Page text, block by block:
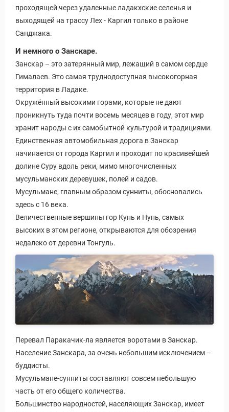
проходящей через удаленные ладакхские селенья и
выходящей на трассу Лех - Каргил только в районе
Санджака.
И немного о Занскаре.
Занскар – это затерянный мир, лежащий в самом сердце
Гималаев. Это самая труднодоступная высокогорная
территория в Ладаке.
Окружённый высокими горами, которые не дают
проникнуть туда почти восемь месяцев в году, этот мир
хранит народы с их самобытной культурой и традициями.
Единственная автомобильная дорога в Занскар
начинается от города Каргил и проходит по красивейшей
долине Суру вдоль реки, мимо многочисленных
мусульманских деревушек, полей и садов.
Мусульмане, главным образом сунниты, обосновались
здесь с 16 века.
Величественные вершины гор Кунь и Нунь, самых
высоких в этом регионе, открываются для обозрения
недалеко от деревни Тонгуль.
Перевал Паракачик-ла является воротами в Занскар.
Население Занскара, за очень небольшим исключением –
буддисты.
Мусульмане-сунниты составляют совсем небольшую
часть от его общего количества.
Большинство народностей, населяющих Занскар, имеет